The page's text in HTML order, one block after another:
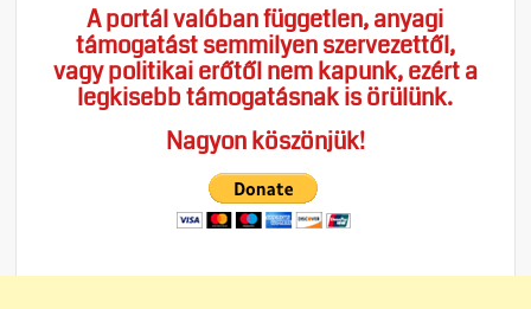
A portál valóban független, anyagi
támogatást semmilyen szervezettől,
vagy politikai erőtől nem kapunk, ezért a
legkisebb támogatásnak is örülünk.
Nagyon köszönjük!